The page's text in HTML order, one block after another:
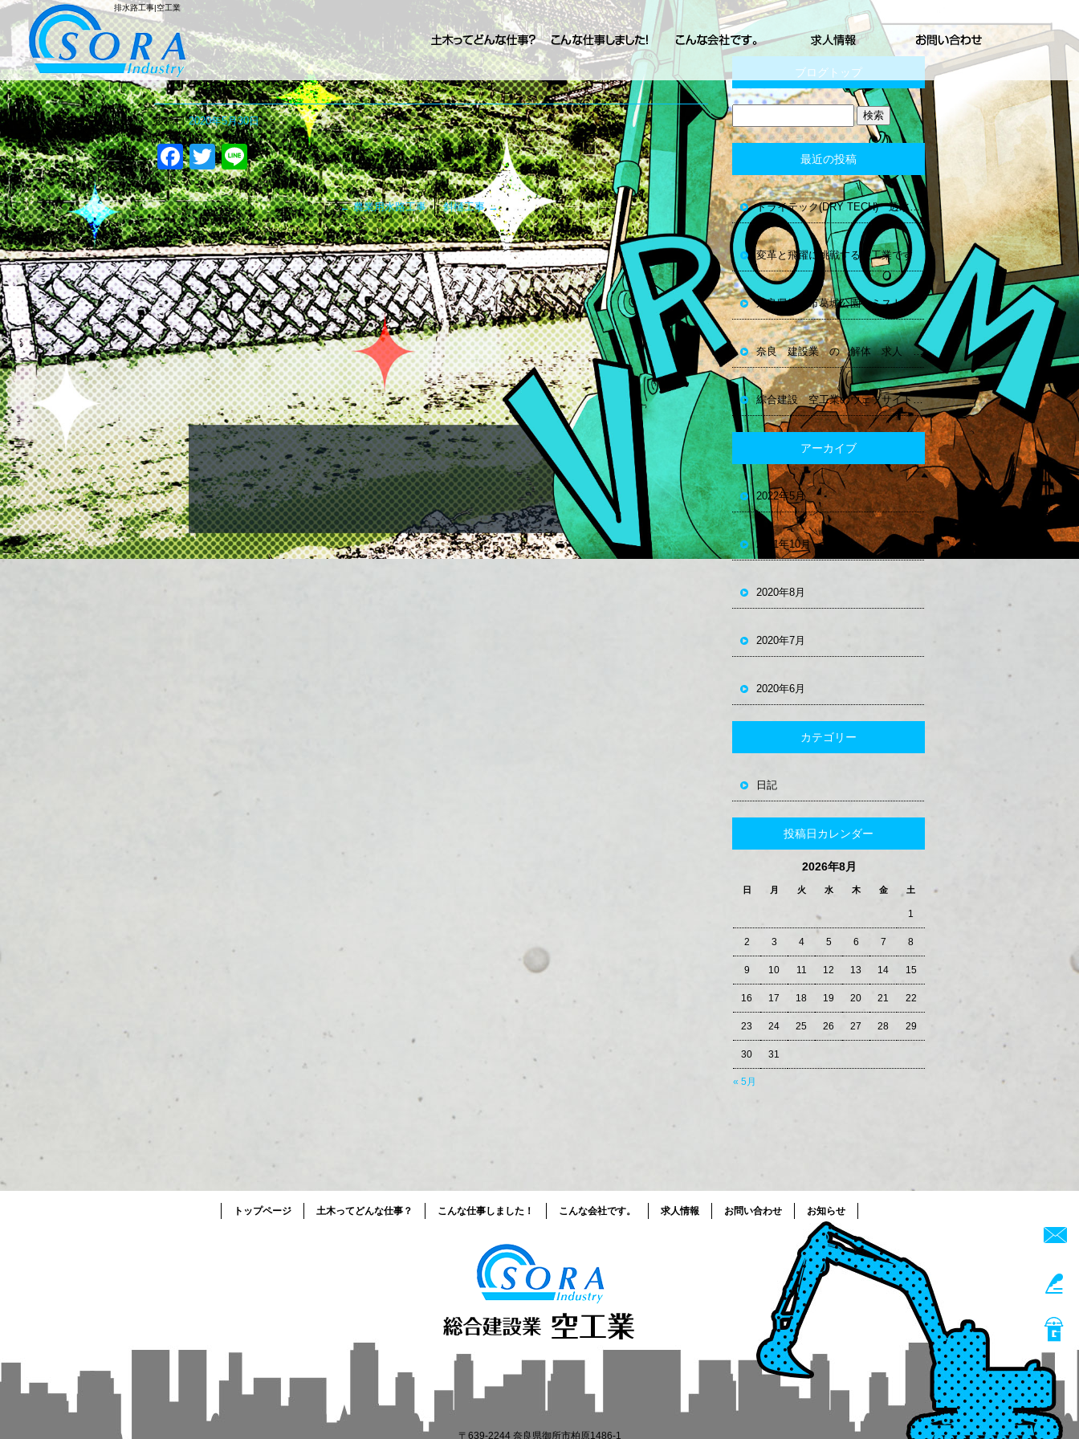
排水路工事|空工業
排水路工事
投稿日 2020年5月30日
Facebook
Twitter
Line
←農業用水路工事 斜樋工事 →
ブログトップ
最近の投稿
ドライテック(DRY TECH) 透水性コンクリート 奈良
変革と飛躍に挑戦する空工業です
奈良県御所市葛城公園 ミスト
奈良 建設業 の 解体 求人 空工業
綜合建設 空工業のウェブサイトできました。
アーカイブ
2022年5月
2021年10月
2020年8月
2020年7月
2020年6月
カテゴリー
日記
投稿日カレンダー
2026年8月
日 月 火 水 木 金 土
« 5月
1
2 3 4 5 6 7 8
9 10 11 12 13 14 15
16 17 18 19 20 21 22
23 24 25 26 27 28 29
30 31
トップページ 土木ってどんな仕事？ こんな仕事しました！ こんな会社です。 求人情報 お問い合わせ お知らせ
〒639-2244 奈良県御所市柏原1486-1